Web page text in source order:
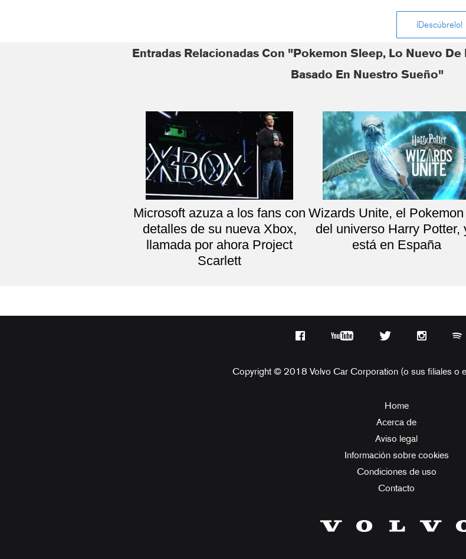
¡Descúbrelo!
Entradas Relacionadas Con "Pokemon Sleep, Lo Nuevo
Basado En Nuestro Sueño"
Microsoft azuza a los fans con
detalles de su nueva Xbox,
llamada por ahora Project
Scarlett
Wizards Unite, el
del universo Harry Potter,
está en España
Copyright © 2018 Volvo Car Corporation (o sus filiales o
Home
Acerca de
Aviso legal
Información sobre cookies
Condiciones de uso
Contacto